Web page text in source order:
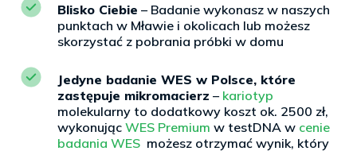
Blisko Ciebie – Badanie wykonasz w naszych
punktach w Mławie i okolicach lub możesz
skorzystać z pobrania próbki w domu
Jedyne badanie WES w Polsce, które
zastępuje mikromacierz – kariotyp
molekularny to dodatkowy koszt ok. 2500 zł,
wykonując WES Premium w testDNA w cenie
badania WES możesz otrzymać wynik, który